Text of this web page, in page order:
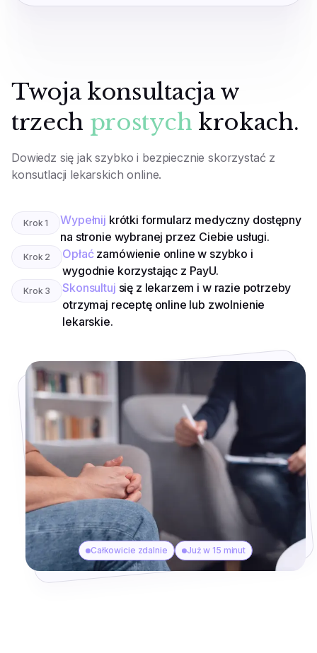
Twoja konsultacja w
trzech prostych krokach.
Dowiedz się jak szybko i bezpiecznie skorzystać z
konsutlacji lekarskich online.
Krok1 Wypełnij krótki formularz medyczny dostępny
na stronie wybranej przez Ciebie usługi.
Krok 2 Opłaćzamówienie online w szybko i
wygodnie korzystając z PayU.
Krok 3 Skonsultuj się z lekarzem i w razie potrzeby
otrzymaj receptę online lub zwolnienie
lekarskie.
Całkowicie zdalnie Już w 15 minut